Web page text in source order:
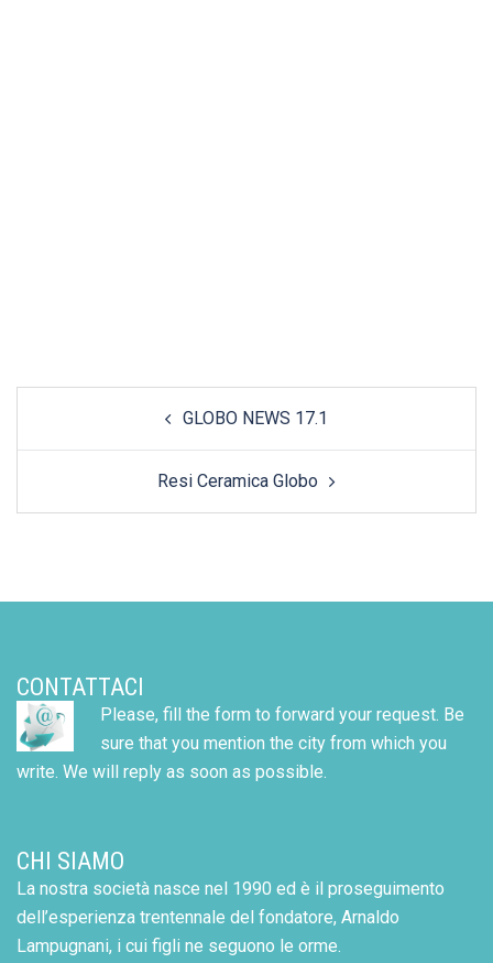
GLOBO NEWS 17.1
Resi Ceramica Globo
CONTATTACI
Please, fill the form to forward your request. Be
sure that you mention the city from which you
write. We will reply as soon as possible.
CHI SIAMO
La nostra società nasce nel 1990 ed è il proseguimento
dell’esperienza trentennale del fondatore, Arnaldo
Lampugnani, i cui figli ne seguono le orme.